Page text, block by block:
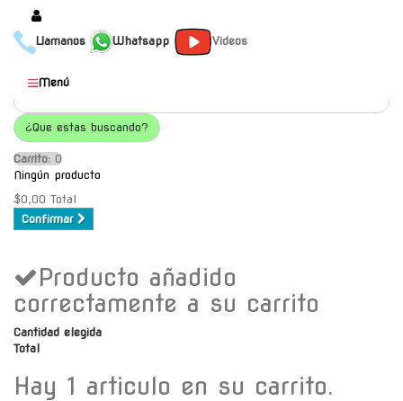
Llamanos Whatsapp Videos
Productos
Populares
Categorías
Marcas
Mayoristas
Contacto
Envío gratis a C.A.B.A. a
partir de $30000
Menú
¿Que estas buscando?
Carrito: O
Ningún producto
$0,00 Total
Confirmar
Producto añadido
correctamente a su carrito
Cantidad elegida
Total
Hay 1 articulo en su carrito.